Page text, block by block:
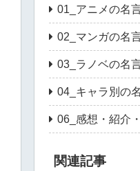
01_アニメの名
02_マンガの名
03_ラノベの名
04_キャラ別の
06_感想・紹介
関連記事